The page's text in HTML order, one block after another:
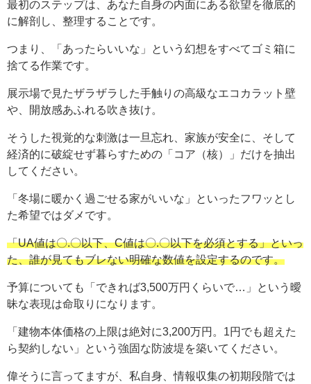
最初のステップは、あなた自身の内面にある欲望を徹底的
に解剖し、整理することです。
つまり、「あったらいいな」という幻想をすべてゴミ箱に
捨てる作業です。
展示場で見たザラザラした手触りの高級なエコカラット壁
や、開放感あふれる吹き抜け。
そうした視覚的な刺激は一旦忘れ、家族が安全に、そして
経済的に破綻せず暮らすための「コア（核）」だけを抽出
してください。
「冬場に暖かく過ごせる家がいいな」といったフワッとし
た希望ではダメです。
「UA値は〇.〇以下、C値は〇.〇以下を必須とする」といっ
た、誰が見てもブレない明確な数値を設定するのです。
予算についても「できれば3,500万円くらいで…」という曖
昧な表現は命取りになります。
「建物本体価格の上限は絶対に3,200万円。1円でも超えた
ら契約しない」という強固な防波堤を築いてください。
偉そうに言ってますが、私自身、情報収集の初期段階では